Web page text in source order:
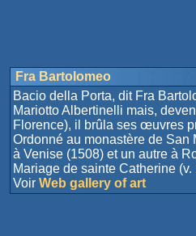
Fra Bartolomeo
Bacio della Porta, dit Fra
Mariotto Albertinelli mais,
Florence), il brûla ses œuvres
Ordonné au monastère de
à Venise (1508) et un autre à
Mariage de sainte Catherine
Voir Web gallery of art